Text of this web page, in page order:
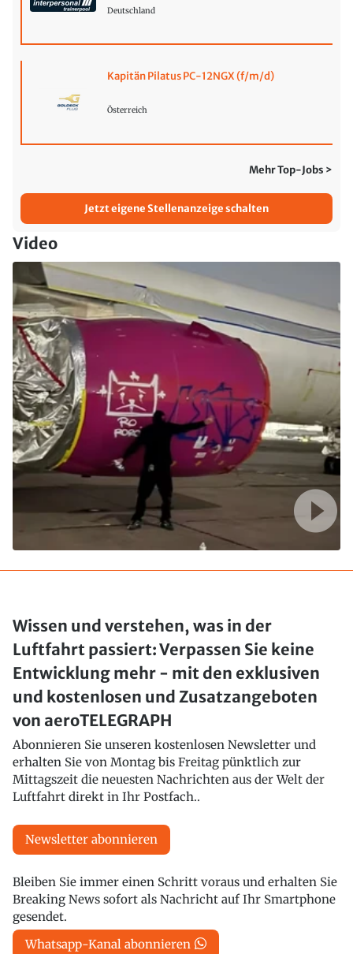
Deutschland
Kapitän Pilatus PC-12NGX (f/m/d)
Österreich
Mehr Top-Jobs >
Jetzt eigene Stellenanzeige schalten
Video
Wissen und verstehen, was in der
Luftfahrt passiert: Verpassen Sie keine
Entwicklung mehr - mit den exklusiven
und kostenlosen und Zusatzangeboten
von aeroTELEGRAPH
Abonnieren Sie unseren kostenlosen Newsletter und
erhalten Sie von Montag bis Freitag pünktlich zur
Mittagszeit die neuesten Nachrichten aus der Welt der
Luftfahrt direkt in Ihr Postfach..
Newsletter abonnieren
Bleiben Sie immer einen Schritt voraus und erhalten Sie
Breaking News sofort als Nachricht auf Ihr Smartphone
gesendet.
Whatsapp-Kanal abonnieren